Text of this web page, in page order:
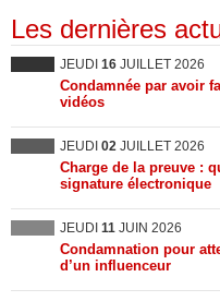
Les dernières
JEUDI 16 JUILLET 2026
Condamnée par avoir
vidéos
JEUDI 02 JUILLET 2026
Charge de la preuve :
signature électronique
JEUDI 11 JUIN 2026
Condamnation pour
d’un influenceur